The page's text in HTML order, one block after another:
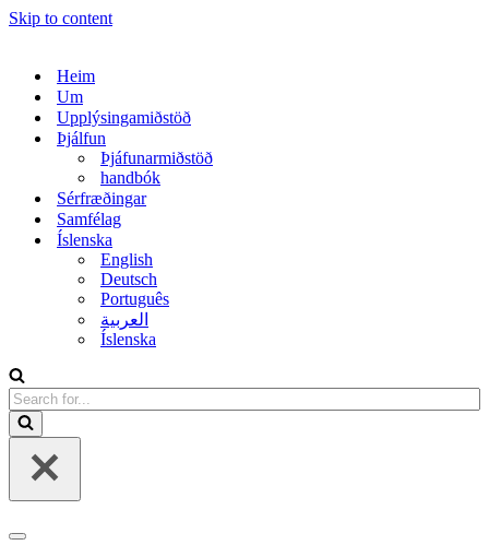
Skip to content
Heim
Um
Upplýsingamiðstöð
Þjálfun
Þjáfunarmiðstöð
handbók
Sérfræðingar
Samfélag
Íslenska
English
Deutsch
Português
العربية
Íslenska
Search
for...
Navigation